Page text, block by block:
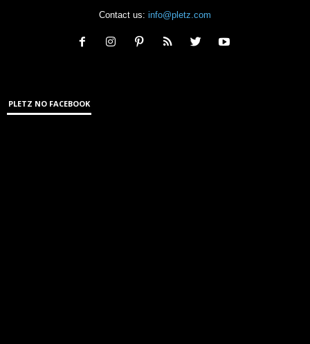
Contact us: info@pletz.com
PLETZ NO FACEBOOK